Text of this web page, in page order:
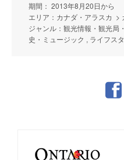
期間： 2013年8月20日から
エリア：カナダ・アラスカ >
ジャンル：観光情報・観光局
史・ミュージック , ライフス